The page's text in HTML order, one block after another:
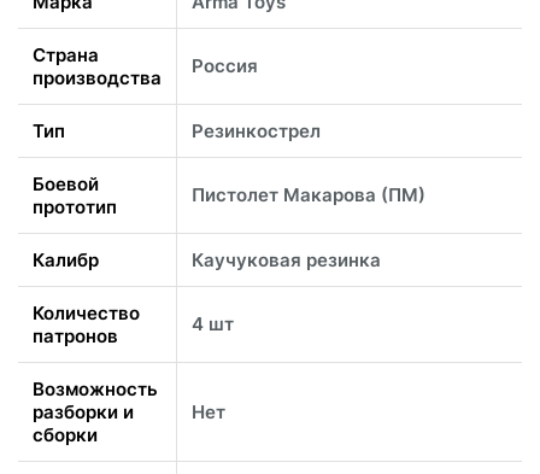
Страна
производства
Россия
Тип Резинкострел
Боевой
прототип
Пистолет Макарова (ПМ)
Калибр Каучуковая резинка
Количество
патронов
4 шт
Возможность
разборки и
сборки
Нет